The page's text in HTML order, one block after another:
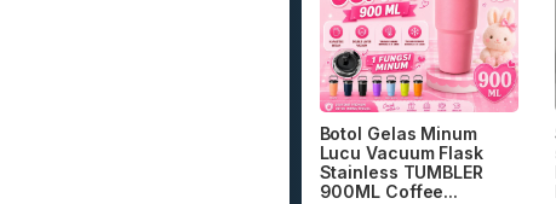
Botol Gelas Minum
Lucu Vacuum Flask
Stainless TUMBLER
900ML Coffee...